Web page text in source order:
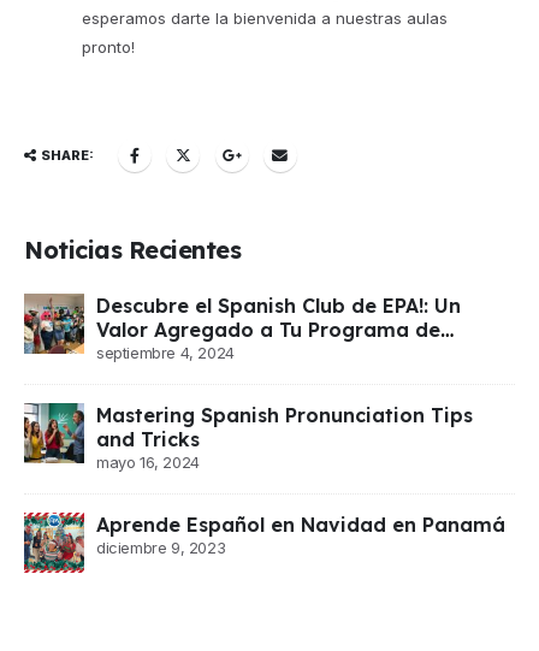
esperamos darte la bienvenida a nuestras aulas
pronto!
SHARE:
Noticias Recientes
Descubre el Spanish Club de EPA!: Un
Valor Agregado a Tu Programa de
Español
septiembre 4, 2024
Mastering Spanish Pronunciation Tips
and Tricks
mayo 16, 2024
Aprende Español en Navidad en Panamá
diciembre 9, 2023